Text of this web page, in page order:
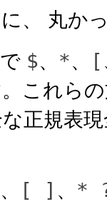
、 丸か
$、 *、 [
これら
正規表
[ ] 、 *